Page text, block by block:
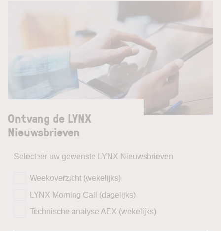
Ontvang de LYNX
Nieuwsbrieven
Selecteer uw gewenste LYNX Nieuwsbrieven
Weekoverzicht (wekelijks)
LYNX Morning Call (dagelijks)
Technische analyse AEX (wekelijks)